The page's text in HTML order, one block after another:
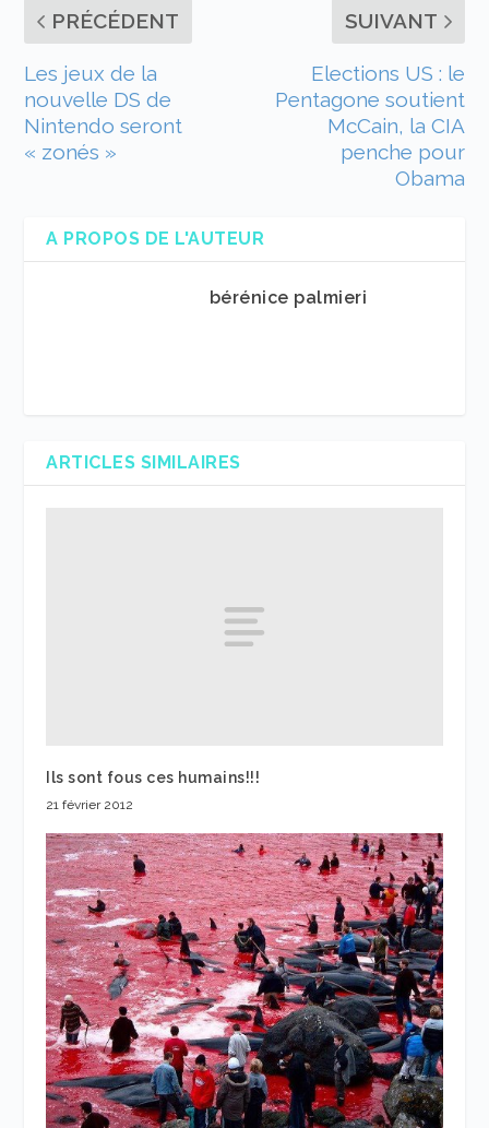
PRÉCÉDENT
Les jeux de la
nouvelle DS de
Nintendo seront
« zonés »
SUIVANT
Elections US : le
Pentagone soutient
McCain, la CIA
penche pour
Obama
A PROPOS DE L'AUTEUR
bérénice palmieri
ARTICLES SIMILAIRES
Ils sont fous ces humains!!!
21 février 2012